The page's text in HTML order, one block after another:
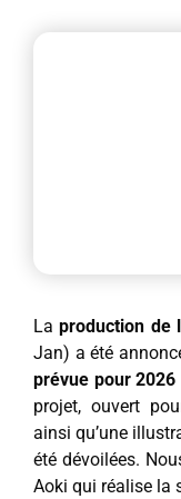
Laproduction de
Jan) a été
prévue pour 2026
projet, ouvert
ainsi qu’une
été dévoilées.
Aoki qui réalise la